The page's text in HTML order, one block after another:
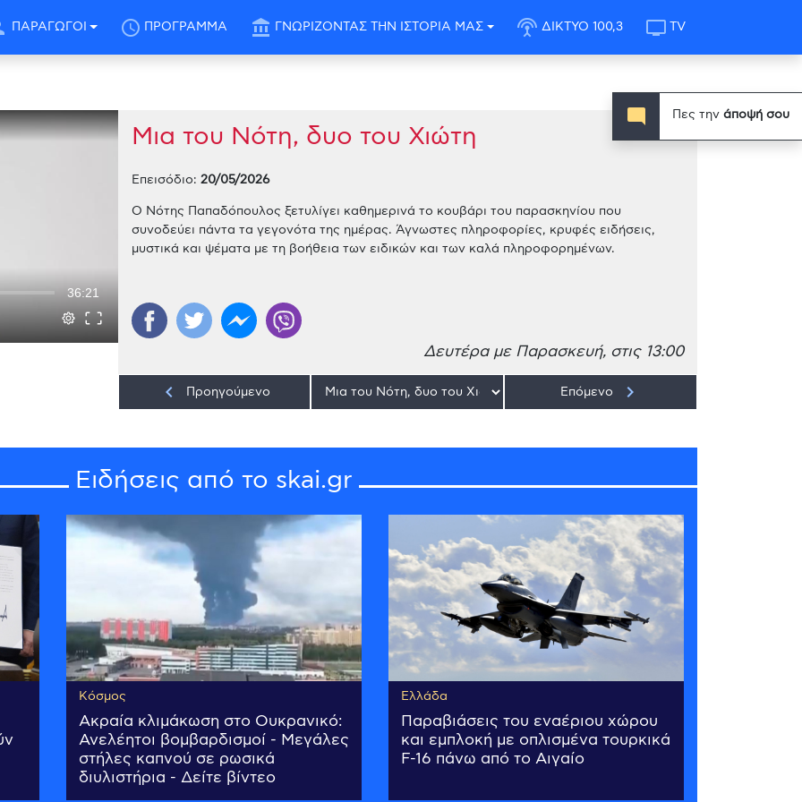
ΠΑΡΑΓΩΓΟΙ schedule ΠΡΟΓΡΑΜΜΑ account_balance ΓΝΩΡΙΖΟΝΤΑΣ ΤΗΝ ΙΣΤΟΡΙΑ ΜΑΣ settings_input_antenna ΔΙΚΤΥΟ 100,3 tv TV
36:21
Μια του Νότη, δυο του Χιώτη
Επεισόδιο: 20/05/2026
Ο Νότης Παπαδόπουλος ξετυλίγει καθημερινά το κουβάρι του παρασκηνίου που
συνοδεύει πάντα τα γεγονότα της ημέρας. Άγνωστες πληροφορίες, κρυφές ειδήσεις,
μυστικά και ψέματα με τη βοήθεια των ειδικών και των καλά πληροφορημένων.
Δευτέρα με Παρασκευή, στις 13:00
keyboard_arrow_left Προηγούμενο Επόμενο keyboard_arrow_right
Ειδήσεις από το skai.gr
Κόσμος
Ακραία κλιμάκωση στο Ουκρανικό:
Ανελέητοι βομβαρδισμοί - Μεγάλες
στήλες καπνού σε ρωσικά
διυλιστήρια - Δείτε βίντεο
Ελλάδα
Παραβιάσεις του εναέριου χώρου
και εμπλοκή με οπλισμένα τουρκικά
F-16 πάνω από το Αιγαίο
mode_comment Πες την άποψή σου